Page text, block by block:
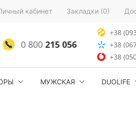
кабинет Закладки (0)
0 800215 056
+38
+38
+38
МУЖСКАЯ DUOLIFE